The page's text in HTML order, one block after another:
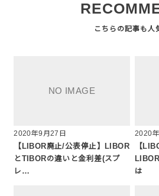
2020年9月27日
【LIBOR廃止/公表停止】LIBOR
とTIBORの違いと金利差(スプ
レ…
2020
【
は